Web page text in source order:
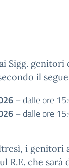
Sigg.
il
– dalle ore
– dalle ore
i genitori
R.E. che